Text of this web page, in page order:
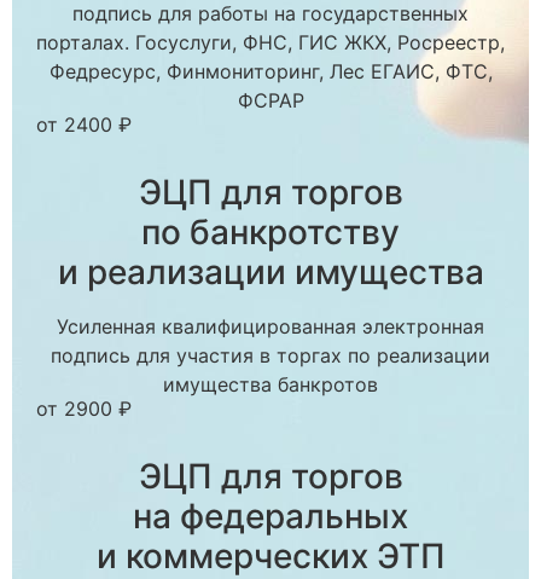
подпись для работы на государственных
порталах. Госуслуги, ФНС, ГИС ЖКХ, Росреестр,
Федресурс, Финмониторинг, Лес ЕГАИС, ФТС,
ФСРАР
от 2400 ₽
ЭЦП для торгов
по банкротству
и реализации имущества
Усиленная квалифицированная электронная
подпись для участия в торгах по реализации
имущества банкротов
от 2900 ₽
ЭЦП для торгов
на федеральных
и коммерческих ЭТП